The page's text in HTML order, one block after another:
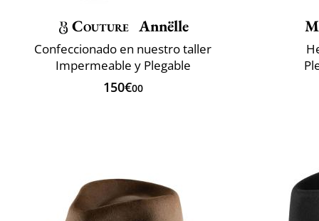
Couture Annëlle
Confeccionado en nuestro taller
Impermeable y Plegable
150€00